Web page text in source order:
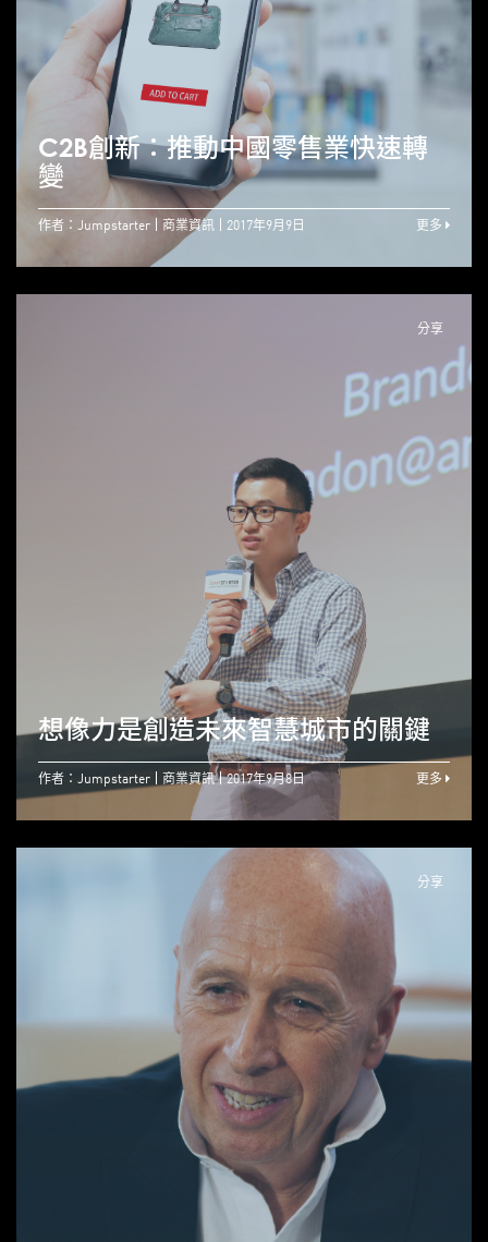
C2B創新：推動中國零售業快速轉
變
作者：Jumpstarter 商業資訊 2017年9月9日 更多
分享
想像力是創造未來智慧城市的關鍵
作者：Jumpstarter 商業資訊 2017年9月8日 更多
分享